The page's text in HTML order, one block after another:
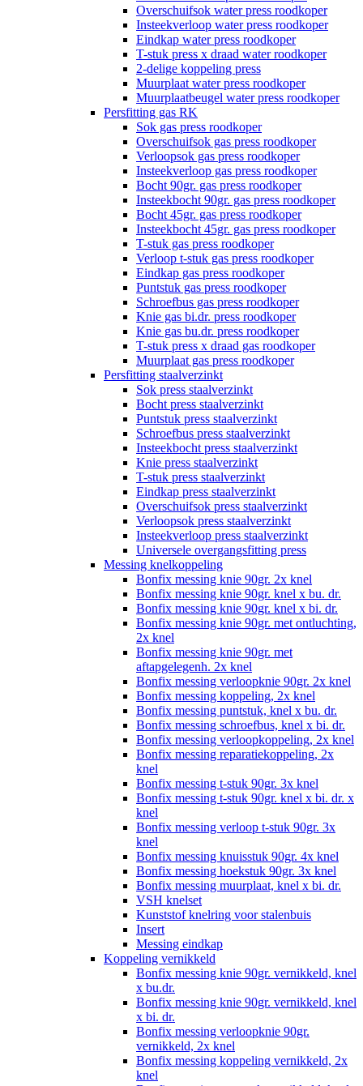
Overschuifsok water press roodkoper
Insteekverloop water press roodkoper
Eindkap water press roodkoper
T-stuk press x draad water roodkoper
2-delige koppeling press
Muurplaat water press roodkoper
Muurplaatbeugel water press roodkoper
Persfitting gas RK
Sok gas press roodkoper
Overschuifsok gas press roodkoper
Verloopsok gas press roodkoper
Insteekverloop gas press roodkoper
Bocht 90gr. gas press roodkoper
Insteekbocht 90gr. gas press roodkoper
Bocht 45gr. gas press roodkoper
Insteekbocht 45gr. gas press roodkoper
T-stuk gas press roodkoper
Verloop t-stuk gas press roodkoper
Eindkap gas press roodkoper
Puntstuk gas press roodkoper
Schroefbus gas press roodkoper
Knie gas bi.dr. press roodkoper
Knie gas bu.dr. press roodkoper
T-stuk press x draad gas roodkoper
Muurplaat gas press roodkoper
Persfitting staalverzinkt
Sok press staalverzinkt
Bocht press staalverzinkt
Puntstuk press staalverzinkt
Schroefbus press staalverzinkt
Insteekbocht press staalverzinkt
Knie press staalverzinkt
T-stuk press staalverzinkt
Eindkap press staalverzinkt
Overschuifsok press staalverzinkt
Verloopsok press staalverzinkt
Insteekverloop press staalverzinkt
Universele overgangsfitting press
Messing knelkoppeling
Bonfix messing knie 90gr. 2x knel
Bonfix messing knie 90gr. knel x bu. dr.
Bonfix messing knie 90gr. knel x bi. dr.
Bonfix messing knie 90gr. met ontluchting,
2x knel
Bonfix messing knie 90gr. met
aftapgelegenh. 2x knel
Bonfix messing verloopknie 90gr. 2x knel
Bonfix messing koppeling, 2x knel
Bonfix messing puntstuk, knel x bu. dr.
Bonfix messing schroefbus, knel x bi. dr.
Bonfix messing verloopkoppeling, 2x knel
Bonfix messing reparatiekoppeling, 2x
knel
Bonfix messing t-stuk 90gr. 3x knel
Bonfix messing t-stuk 90gr. knel x bi. dr. x
knel
Bonfix messing verloop t-stuk 90gr. 3x
knel
Bonfix messing knuisstuk 90gr. 4x knel
Bonfix messing hoekstuk 90gr. 3x knel
Bonfix messing muurplaat, knel x bi. dr.
VSH knelset
Kunststof knelring voor stalenbuis
Insert
Messing eindkap
Koppeling vernikkeld
Bonfix messing knie 90gr. vernikkeld, knel
x bu.dr.
Bonfix messing knie 90gr. vernikkeld, knel
x bi. dr.
Bonfix messing verloopknie 90gr.
vernikkeld, 2x knel
Bonfix messing koppeling vernikkeld, 2x
knel